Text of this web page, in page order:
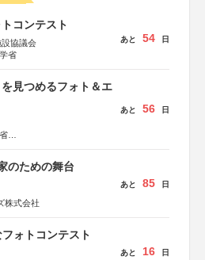
コンテスト
協議会
省
あと 54 日
見つめるフォト＆エ
あと 56 日
のための舞台
株式会社
あと 85 日
ォトコンテスト
あと 16 日